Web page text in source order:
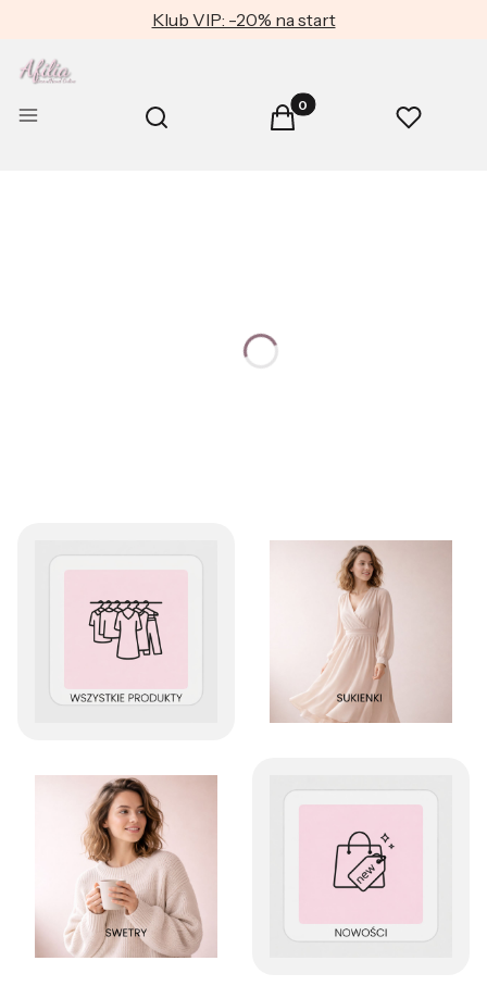
Klub VIP: -20% na start
Menu Otwórz wyszukiwarkę
Szukaj Produkty w koszyku: 0.
Koszyk Ulubione